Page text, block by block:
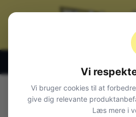
Varegrupper
Vi
Vi bruger cookies til at
give dig relevante
Læs mere i